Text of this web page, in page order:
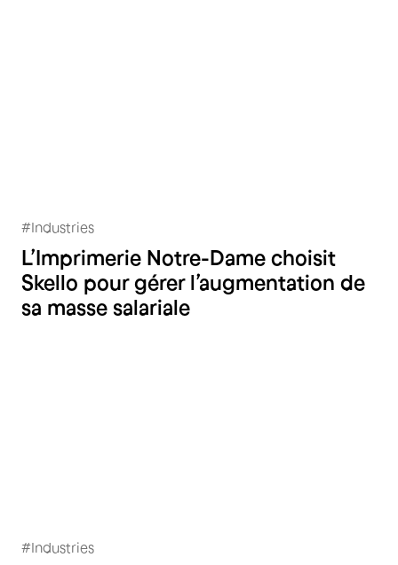
Imprimerie Notre-Dame
#Industries
L’Imprimerie Notre-Dame choisit
Skello pour gérer l’augmentation de
sa masse salariale
A.M postforming
#Industries